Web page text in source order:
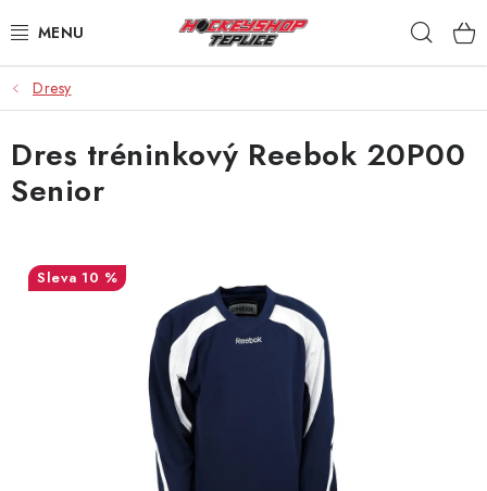
na
VÝPRODEJ
BRUSLE
HOKEJKY
HELMY
Dresy
Dres tréninkový Reebok 20P00
Senior
10 %